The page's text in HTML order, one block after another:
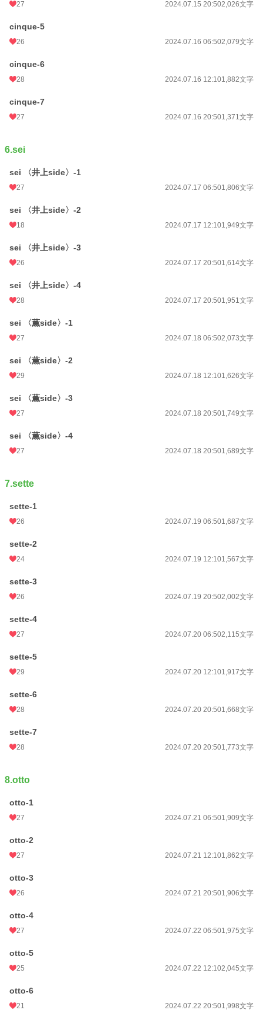
27 2024.07.15 20:502,026文字
cinque-5
26 2024.07.16 06:502,079文字
cinque-6
28 2024.07.16 12:101,882文字
cinque-7
27 2024.07.16 20:501,371文字
6.sei
sei 〈井上side〉-1
27 2024.07.17 06:501,806文字
sei 〈井上side〉-2
18 2024.07.17 12:101,949文字
sei 〈井上side〉-3
26 2024.07.17 20:501,614文字
sei 〈井上side〉-4
28 2024.07.17 20:501,951文字
sei 〈薫side〉-1
27 2024.07.18 06:502,073文字
sei 〈薫side〉-2
29 2024.07.18 12:101,626文字
sei 〈薫side〉-3
27 2024.07.18 20:501,749文字
sei 〈薫side〉-4
27 2024.07.18 20:501,689文字
7.sette
sette-1
26 2024.07.19 06:501,687文字
sette-2
24 2024.07.19 12:101,567文字
sette-3
26 2024.07.19 20:502,002文字
sette-4
27 2024.07.20 06:502,115文字
sette-5
29 2024.07.20 12:101,917文字
sette-6
28 2024.07.20 20:501,668文字
sette-7
28 2024.07.20 20:501,773文字
8.otto
otto-1
27 2024.07.21 06:501,909文字
otto-2
27 2024.07.21 12:101,862文字
otto-3
26 2024.07.21 20:501,906文字
otto-4
27 2024.07.22 06:501,975文字
otto-5
25 2024.07.22 12:102,045文字
otto-6
21 2024.07.22 20:501,998文字